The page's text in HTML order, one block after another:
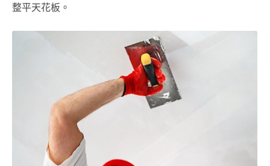
整平天花板。